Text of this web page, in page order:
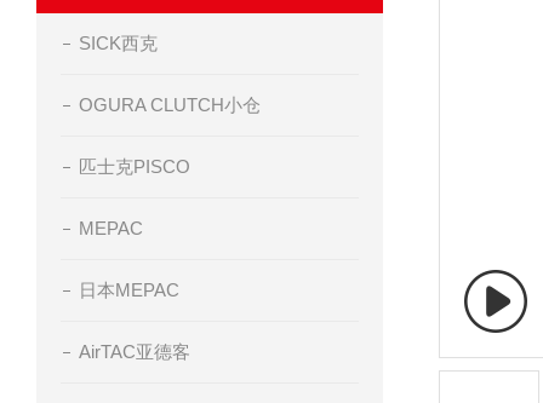
SICK西克
OGURA CLUTCH小仓
匹士克PISCO
MEPAC
日本MEPAC
AirTAC亚德客